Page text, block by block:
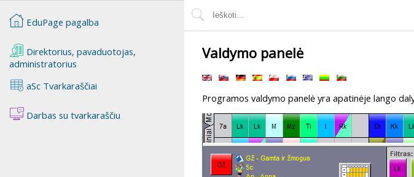
Valdymo panelė
Programos valdymo panelė yra apatinėje lango
EduPage pagalba
Direktorius, pavaduotojas,
administratorius
aSc Tvarkaraščiai
Darbas su tvarkaraščiu